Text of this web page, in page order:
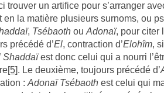
trouver un artifice pour s’arranger
en la matière plusieurs surnoms, ou
, Tsébaoth ou Adonaï, pour citer
précédé d’El, contraction d’Elohîm,
Shaddaïest donc celui qui a nourri
[5]. Le deuxième, toujours précédé d’
: Adonaï Tsébaoth est celui qui